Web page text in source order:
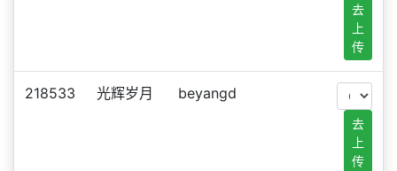
去
上
传
218533 光辉岁月 beyangd
去
上
传